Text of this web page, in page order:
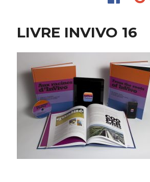
LIVRE INVIVO 16